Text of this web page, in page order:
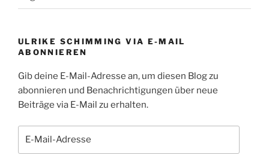
ULRIKE SCHIMMING VIA E-MAIL
ABONNIEREN
Gib deine E-Mail-Adresse an, um diesen Blog zu
abonnieren und Benachrichtigungen über neue
Beiträge via E-Mail zu erhalten.